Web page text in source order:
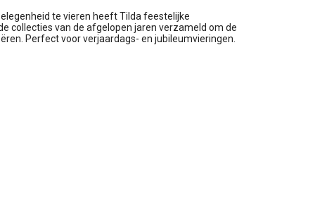
te vieren heeft Tilda feestelijke
collecties van de afgelopen jaren verzameld om de
Perfect voor verjaardags- en jubileumvieringen.